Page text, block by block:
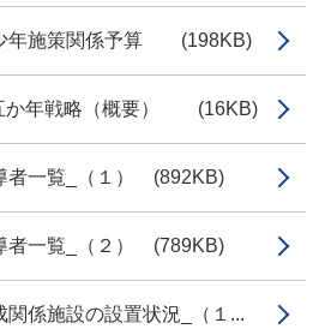
年施策関係予算 (198KB)
か年戦略（概要） (16KB)
者一覧_（１） (892KB)
者一覧_（２） (789KB)
係施設の設置状況_（１...